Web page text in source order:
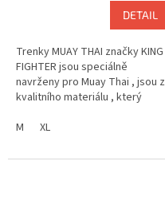
DETAIL
Trenky MUAY THAI značky KING
FIGHTER jsou speciálně
navrženy pro Muay Thai , jsou z
kvalitního materiálu , který
zajímavý design.
M XL